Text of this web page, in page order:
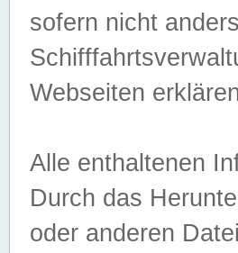
sofern nicht
Webseiten
Alle enthaltenen
Durch das
oder anderen